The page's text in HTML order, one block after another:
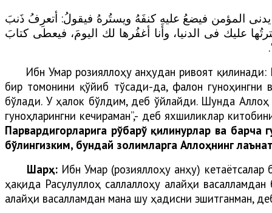
المؤمن فيضعُ عليهِ كنفَهُ ويستُرهُ فيقولُ: أتعرِفُ ذَنبَ
عليك فى الدنيا، وأنا أغفُرها لك اليومَ، فيعطى كتابَ
Ибн Умар розияллоҳу анҳудан ривоят
бир томонини қўйиб тўсади-да, фалон гуноҳингни
бўлади. У ҳалок бўлдим, деб ўйлайди. Шунда Аллоҳ
гуноҳларингни кечираман”,- деб яхшиликлар
Парвардигорларига рўбарў қилинурлар ва барча
бўлингизким, бундай золимларга Аллоҳнинг
Шарҳ: Ибн Умар (розияллоҳу анҳу)
ҳақида Расулуллоҳ саллаллоҳу алайҳи
алайҳи васалламдан мана шу ҳадисни эшитганман,